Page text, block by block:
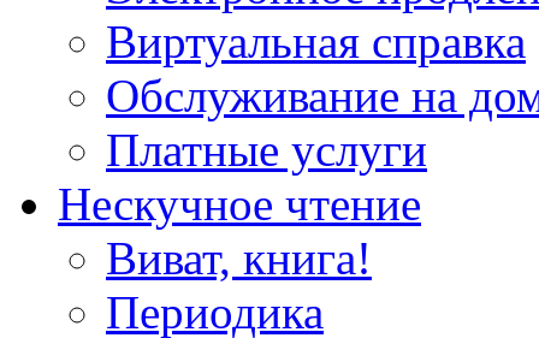
Виртуальная справка
Обслуживание на
Платные услуги
Нескучное чтение
Виват, книга!
Периодика